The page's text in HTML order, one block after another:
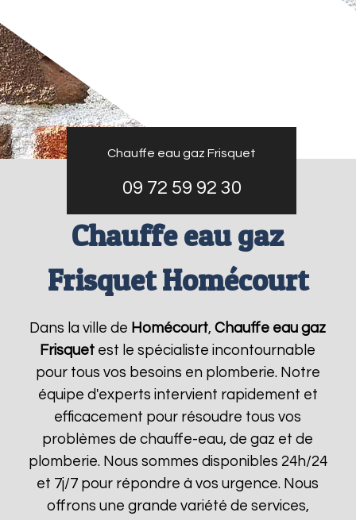
Chauffe eau gaz Frisquet
09 72 59 92 30
Chauffe eau gaz
Frisquet Homécourt
Dans la ville de Homécourt,Chauffe eau gaz
Frisquet est le spécialiste incontournable
pour tous vos besoins en plomberie. Notre
équipe d'experts intervient rapidement et
efficacement pour résoudre tous vos
problèmes de chauffe-eau, de gaz et de
plomberie. Nous sommes disponibles 24h/24
et 7j/7 pour répondre à vos urgence. Nous
offrons une grande variété de services,